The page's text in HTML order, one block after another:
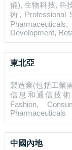
備), 生物科技, 科
術, Professional
Development,
東北亞
製造業(包括工業
信息和通信技
Fashion,
Pharmaceuticals
中國內地